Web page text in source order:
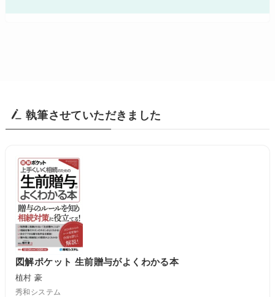
執筆させていただきました
図解ポケット 生前贈与がよくわかる本
植村 豪
秀和システム